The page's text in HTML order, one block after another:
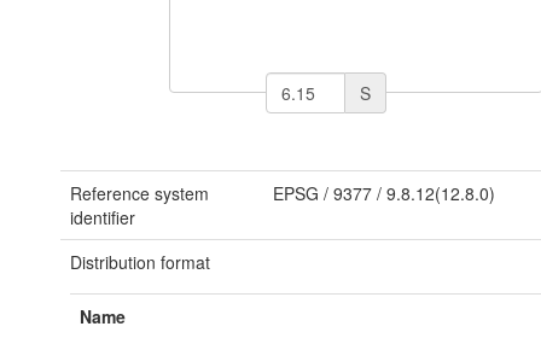
S
Reference system
identifier
EPSG / 9377/ 9.8.12(12.8.0)
Distribution format
Name